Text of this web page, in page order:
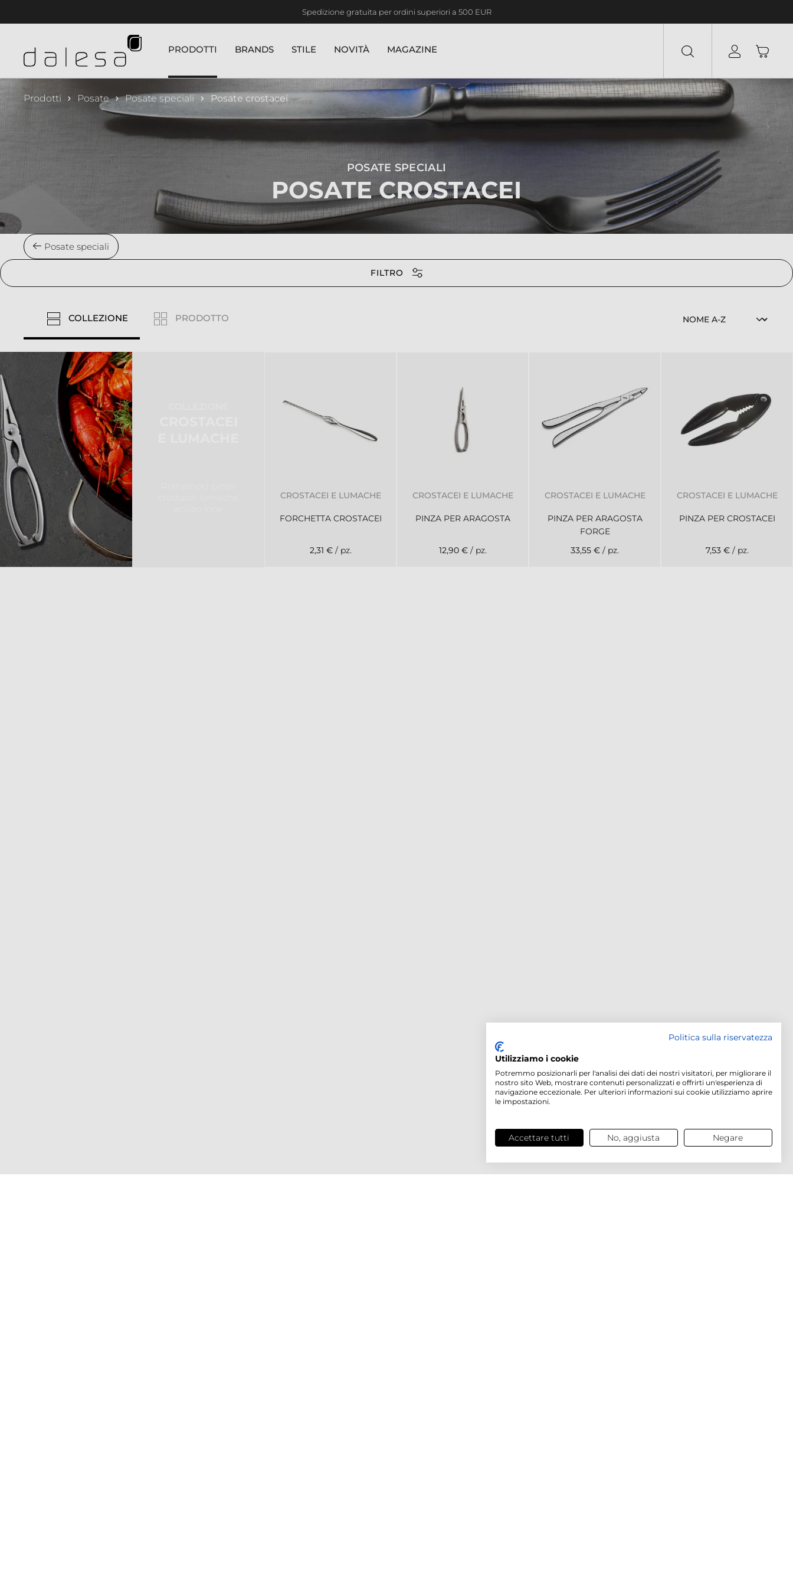
Spedizione gratuita per ordini superiori a 500 EUR
PRODOTTI BRANDS STILE NOVITÀ MAGAZINE
Prodotti Posate Posate speciali Posate crostacei
POSATE SPECIALI
POSATE CROSTACEI
Posate speciali
FILTRO
COLLEZIONE PRODOTTO
CROSTACEI E LUMACHE
FORCHETTA CROSTACEI
2,31 € / pz.
CROSTACEI E LUMACHE
PINZA PER ARAGOSTA
12,90 € / pz.
CROSTACEI E LUMACHE
PINZA PER ARAGOSTA
FORGE
33,55 € / pz.
CROSTACEI E LUMACHE
PINZA PER CROSTACEI
7,53 € / pz.
Politica sulla riservatezza
Utilizziamo i cookie
Potremmo posizionarli per l'analisi dei dati dei nostri visitatori, per migliorare il
nostro sito Web, mostrare contenuti personalizzati e offrirti un'esperienza di
navigazione eccezionale. Per ulteriori informazioni sui cookie utilizziamo aprire
le impostazioni.
Accettare tutti No, aggiusta Negare